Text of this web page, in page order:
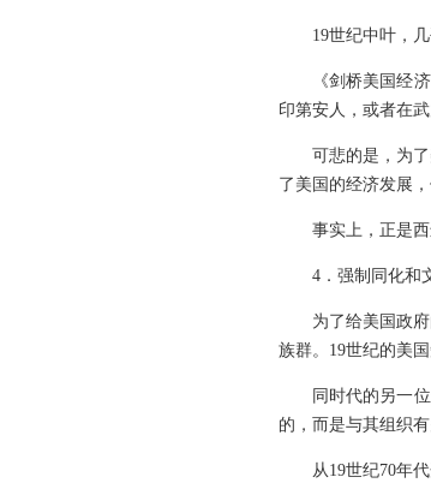
19世纪中叶，
《剑桥美国经
印第安人，或者在
可悲的是，为
了美国的经济发展
事实上，正是
4．强制同化和
为了给美国政
族群。19世纪的美
同时代的另一
的，而是与其组织
从19世纪70年